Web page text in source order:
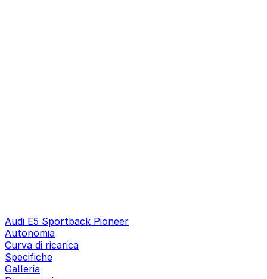
Audi E5 Sportback Pioneer
Autonomia
Curva di ricarica
Specifiche
Galleria